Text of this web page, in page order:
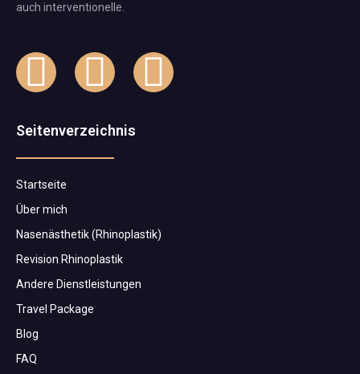
auch interventionelle.
Seitenverzeichnis
Startseite
Über mich
Nasenästhetik (Rhinoplastik)
Revision Rhinoplastik
Andere Dienstleistungen
Travel Package
Blog
FAQ